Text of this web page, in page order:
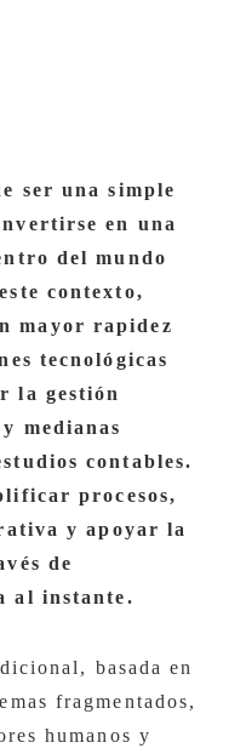
ser una simple
en una
del mundo
contexto,
mayor rapidez
tecnológicas
la gestión
medianas
contables.
procesos,
y apoyar la
de
al instante.
basada en
fragmentados,
humanos y